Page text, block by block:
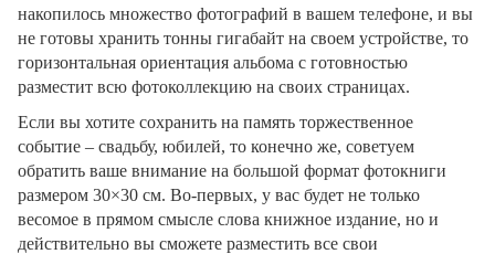
накопилось множество фотографий в вашем телефоне, и вы
не готовы хранить тонны гигабайт на своем устройстве, то
горизонтальная ориентация альбома с готовностью
разместит всю фотоколлекцию на своих страницах.
Если вы хотите сохранить на память торжественное
событие – свадьбу, юбилей, то конечно же, советуем
обратить ваше внимание на большой формат фотокниги
размером 30×30 см. Во-первых, у вас будет не только
весомое в прямом смысле слова книжное издание, но и
действительно вы сможете разместить все свои